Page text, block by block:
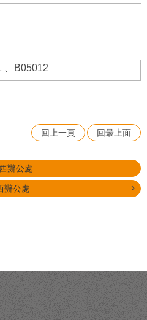
、B05012
回上一頁 回最上面
辦公處
辦公處